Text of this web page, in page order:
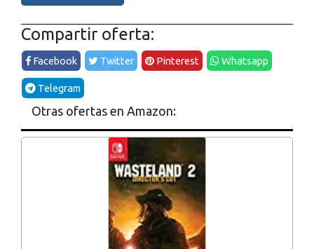
Compartir oferta:
Facebook Twitter Pinterest Whatsapp
Telegram
Otras ofertas en Amazon: